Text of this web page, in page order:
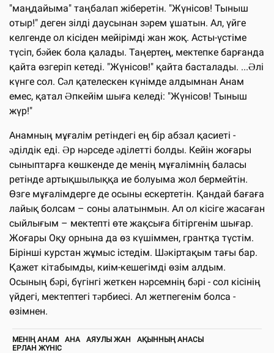
"маңдайыма" таңбалап жіберетін. "Жүнісов! Тыныш
отыр!" деген зілді даусынан зəрем ұшатын. Ал, үйге
келгенде ол кісіден мейірімді жан жоқ. Асты-үстіме
түсіп, бəйек бола қалады. Таңертең, мектепке барғанда
қайта өзгеріп кетеді. "Жүнісов!" қайта басталады. ...Əлі
күнге сол. Сəл қателескен күнімде алдымнан Анам
емес, қатал Əпкейім шыға келеді: "Жүнісов! Тыныш
жүр!"
Анамның мұғалім ретіндегі ең бір абзал қасиеті -
əділдік еді. Əр нəрседе əділетті болды. Кейін жоғары
сыныптарға көшкенде де менің мұғалімнің баласы
ретінде артықшылыққа ие болуыма жол бермейтін.
Өзге мұғалімдерге де осыны ескертетін. Қандай бағаға
лайық болсам – соны алатынмын. Ал ол кісіге жасаған
сыйлығым – мектепті өте жақсыға бітіргенім шығар.
Жоғары Оқу орнына да өз күшіммен, грантқа түстім.
Бірінші курстан жұмыс істедім. Шəкіртақым тағы бар.
Қажет кітабымды, киім-кешегімді өзім алдым.
Осының бəрі, бүгінгі жеткен нəрсемнің бəрі - сол кісінің
үйдегі, мектептегі тəрбиесі. Ал жетпегенім болса -
өзімнен.
МЕНІҢ АНАМ АНА АЯУЛЫ ЖАН
АҚЫННЫҢ АНАСЫ
ЕРЛАН ЖҮНІС